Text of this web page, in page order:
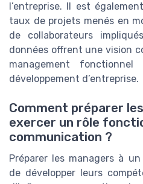
l’entreprise. Il est
taux de projets menés en
de collaborateurs
données offrent une vision
management
développement d’entreprise.
Comment préparer
exercer un rôle
communication ?
Préparer les managers à
de développer leurs